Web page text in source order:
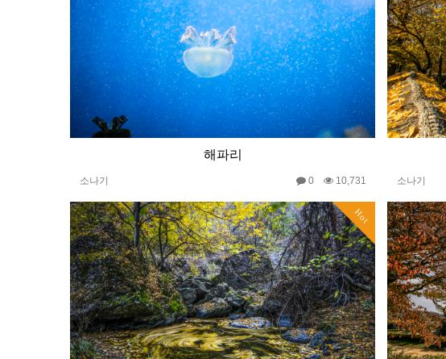
해파리
소나기 0 10,731 소나기
Hot